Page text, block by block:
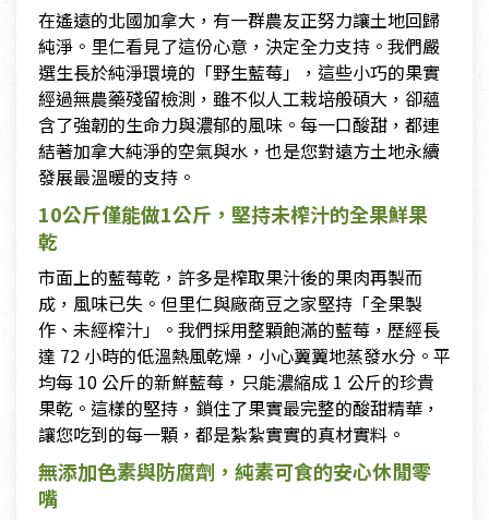
在遙遠的北國加拿大，有一群農友正努力讓土地回歸
純淨。里仁看見了這份心意，決定全力支持。我們嚴
選生長於純淨環境的「野生藍莓」，這些小巧的果實
經過無農藥殘留檢測，雖不似人工栽培般碩大，卻蘊
含了強韌的生命力與濃郁的風味。每一口酸甜，都連
結著加拿大純淨的空氣與水，也是您對遠方土地永續
發展最溫暖的支持。
10公斤僅能做1公斤，堅持未榨汁的全果鮮果
乾
市面上的藍莓乾，許多是榨取果汁後的果肉再製而
成，風味已失。但里仁與廠商豆之家堅持「全果製
作、未經榨汁」。我們採用整顆飽滿的藍莓，歷經長
達 72 小時的低溫熱風乾燥，小心翼翼地蒸發水分。平
均每 10 公斤的新鮮藍莓，只能濃縮成 1 公斤的珍貴
果乾。這樣的堅持，鎖住了果實最完整的酸甜精華，
讓您吃到的每一顆，都是紮紮實實的真材實料。
無添加色素與防腐劑，純素可食的安心休閒零
嘴